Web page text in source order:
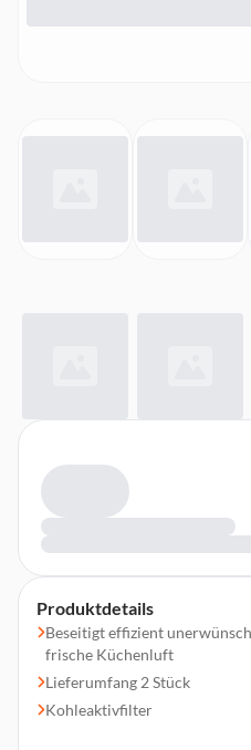
Produktdetails
Beseitigt effizient
frische Küchenluft
Lieferumfang 2 Stück
Kohleaktivfilter